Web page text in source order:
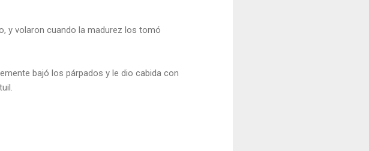
y volaron cuando la madurez los tomó
bajó los párpados y le dio cabida con